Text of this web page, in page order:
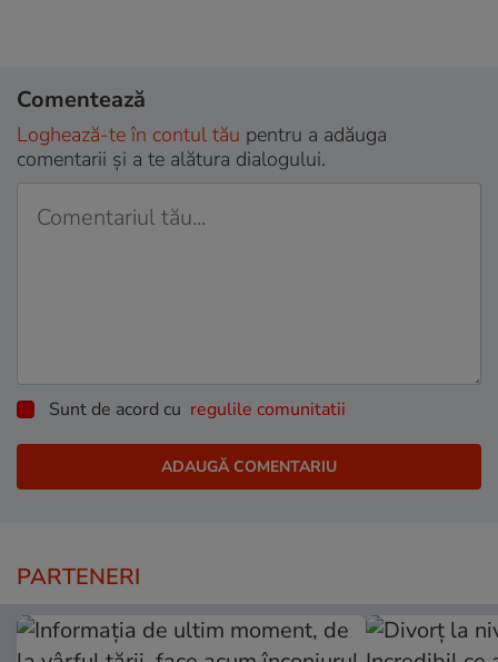
Comentează
Loghează-te în contul tău pentru a adăuga
comentarii și a te alătura dialogului.
Sunt de acord cu regulile comunitatii
PARTENERI